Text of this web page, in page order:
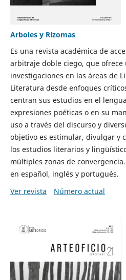
Arboles y Rizomas
Es una revista académica de
arbitraje doble ciego, que ofrece
investigaciones en las áreas de
Literatura desde enfoques
centran sus estudios en el
expresiones poéticas o en su
uso a través del discurso y
objetivo es estimular, divulgar y
los estudios literarios y
múltiples zonas de
en español, inglés y portugués.
Ver revista
Número actual